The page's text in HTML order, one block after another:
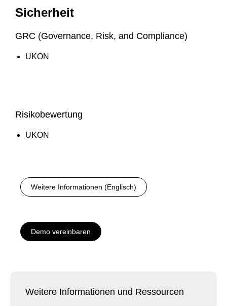
Sicherheit
GRC (Governance, Risk, and Compliance)
UKON
Risikobewertung
UKON
Weitere Informationen (Englisch)
Demo vereinbaren
Weitere Informationen und Ressourcen